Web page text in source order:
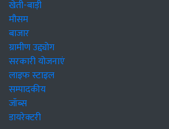
खेती-बाड़ी
मौसम
बाजार
ग्रामीण उद्द्योग
सरकारी योजनाएं
लाइफ स्टाइल
सम्पादकीय
जॉब्स
डायरेक्टरी